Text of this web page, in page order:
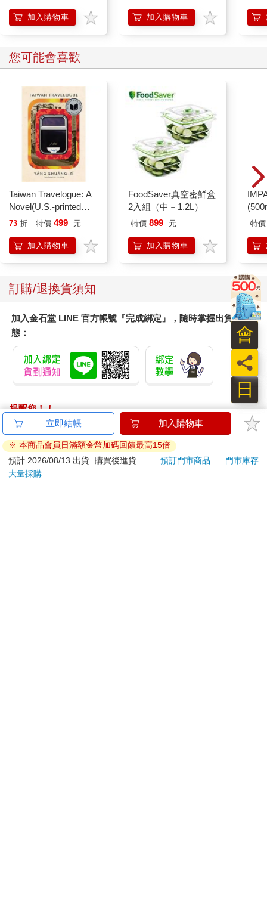
加入購物車 加入購物車
您可能會喜歡
Taiwan Travelogue: A
Novel(U.S.-printed
edition)
73 折 特價 499 元
加入購物車
FoodSaver真空密鮮盒
2入組（中－1.2L）
特價 899 元
加入購物車
特價
訂購/退換貨須知
加入金石堂 LINE 官方帳號『完成綁定』，隨時掌握出貨動
態：
提醒您！！
金石堂及銀行均不會請您操作ATM! 如接獲電話要求您前往
ATM提款機，請不要聽從指示，以免受騙上當！
退換貨須知：
**提醒您，鑑賞期不等於試用期，退回商品須為全新狀態**
立即結帳 加入購物車
※ 本商品會員日滿額金幣加碼回饋最高15倍
預計 2026/08/13 出貨
購買後進貨 預訂門市商品
門市庫存
大量採購
日
員
會